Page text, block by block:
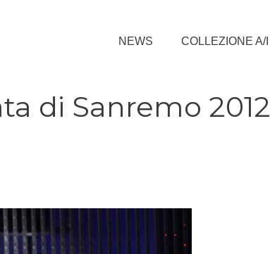
NEWS COLLEZIONE A/I
di Sanremo 2012